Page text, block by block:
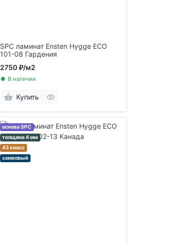
SPC ламинат Ensten Hygge ECO
101-08 Гардения
2750 ₽/м2
В наличии
Купить
основа SPC
толщина 4 мм
43 класс
замковый